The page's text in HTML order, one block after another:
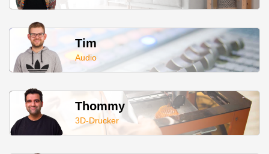
Tim
Audio
Thommy
3D-Drucker